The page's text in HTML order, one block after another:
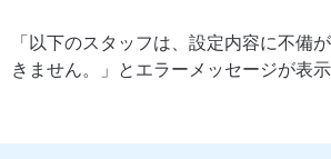
「以下のスタッフは、設定内容に不備
きません。」とエラーメッセージが表示